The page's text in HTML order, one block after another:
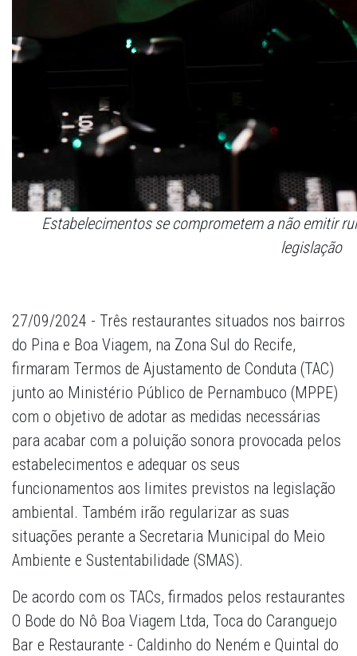
Estabelecimentos se comprometem a não emitir
legislação
27/09/2024 - Três restaurantes situados nos bairros
do Pina e Boa Viagem, na Zona Sul do Recife,
firmaram Termos de Ajustamento de Conduta (TAC)
junto ao Ministério Público de Pernambuco (MPPE)
com o objetivo de adotar as medidas necessárias
para acabar com a poluição sonora provocada pelos
estabelecimentos e adequar os seus
funcionamentos aos limites previstos na legislação
ambiental. Também irão regularizar as suas
situações perante a Secretaria Municipal do Meio
Ambiente e Sustentabilidade (SMAS).
De acordo com os TACs, firmados pelos restaurantes
O Bode do Nô Boa Viagem Ltda, Toca do Caranguejo
Bar e Restaurante - Caldinho do Neném e Quintal do